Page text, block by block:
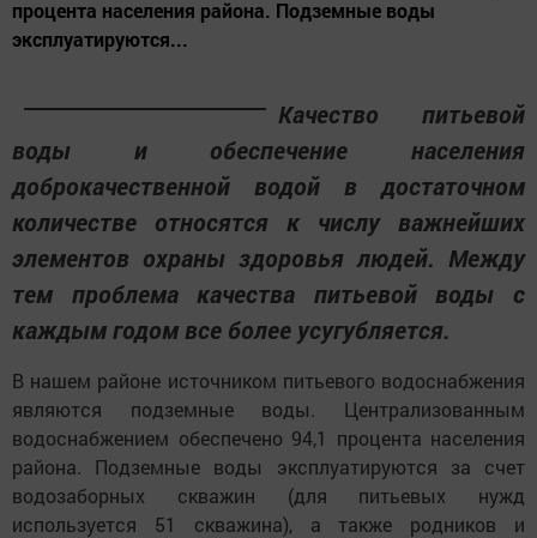
процента населения района. Подземные воды
эксплуатируются...
Качество питьевой
воды и обеспечение населения
доброкачественной водой в достаточном
количестве относятся к числу важнейших
элементов охраны здоровья людей. Между
тем проблема качества питьевой воды с
каждым годом все более усугубляется.
В нашем районе источником питьевого водоснабжения
являются подземные воды. Централизованным
водоснабжением обеспечено 94,1 процента населения
района. Подземные воды эксплуатируются за счет
водозаборных скважин (для питьевых нужд
используется 51 скважина), а также родников и